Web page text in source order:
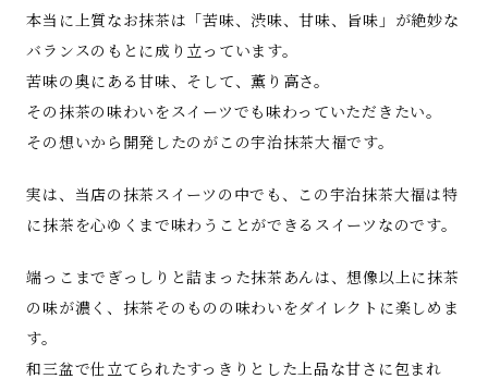
本当に上質なお抹茶は「苦味、渋味、甘味、旨味」が絶妙な
バランスのもとに成り立っています。
苦味の奥にある甘味、そして、薫り高さ。
その抹茶の味わいをスイーツでも味わっていただきたい。
その想いから開発したのがこの宇治抹茶大福です。
実は、当店の抹茶スイーツの中でも、この宇治抹茶大福は特
に抹茶を心ゆくまで味わうことができるスイーツなのです。
端っこまでぎっしりと詰まった抹茶あんは、想像以上に抹茶
の味が濃く、抹茶そのものの味わいをダイレクトに楽しめま
す。
和三盆で仕立てられたすっきりとした上品な甘さに包まれ